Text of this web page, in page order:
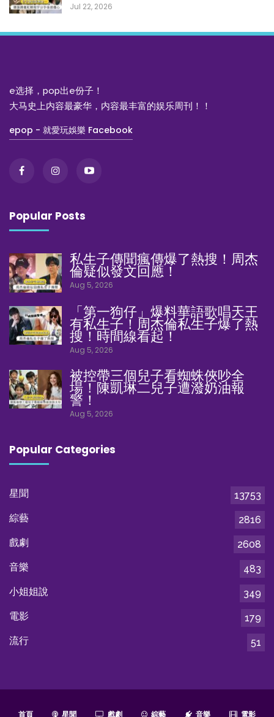
Jul 22, 2026
e选择，pop出e份子！
大马史上内容最豪华，内容最丰富的娱乐周刊！！
epop - 就愛玩娛樂 Facebook
Popular Posts
私生子傳聞瘋傳爆了熱搜！周杰
倫疑似發文回應！
Aug 5, 2026
「第一狗仔」爆料華語歌唱天王
有私生子！周杰倫私生子爆了熱
搜！時間線看起！
Aug 5, 2026
被控帶三個兒子看蜘蛛俠吵全
場！陳凱琳二兒子遭潑奶油報
警！
Aug 5, 2026
Popular Categories
星聞
13753
綜藝
2816
戲劇
2608
音樂
483
小姐姐說
349
電影
179
流行
51
首頁 星聞 戲劇 綜藝 音樂 電影